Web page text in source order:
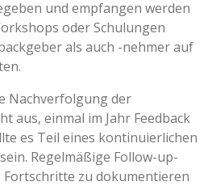
und empfangen werden
oder Schulungen
als auch -nehmer auf
Nachverfolgung der
aus, einmal im Jahr Feedback
es Teil eines kontinuierlichen
Regelmäßige Follow-up-
Fortschritte zu dokumentieren